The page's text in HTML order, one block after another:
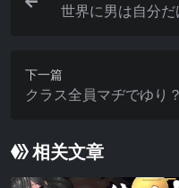
世界に男は自分
下一篇
クラス全員マヂでゆり
相关文章